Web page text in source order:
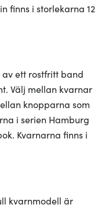
finns i storlekarna 12
ett rostfritt band
Välj mellan kvarnar
knopparna som
i serien Hamburg
Kvarnarna finns i
kvarnmodell är